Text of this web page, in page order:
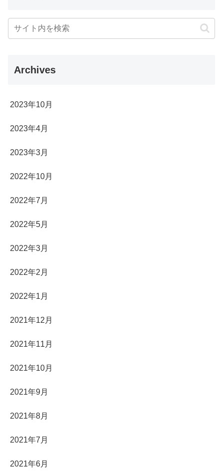
Archives
2023年10月
2023年4月
2023年3月
2022年10月
2022年7月
2022年5月
2022年3月
2022年2月
2022年1月
2021年12月
2021年11月
2021年10月
2021年9月
2021年8月
2021年7月
2021年6月